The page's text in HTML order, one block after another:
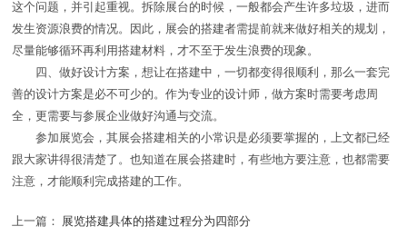
这个问题，并引起重视。拆除展台的时候，一般都会产生许多垃圾，进而
发生资源浪费的情况。因此，展会的搭建者需提前就来做好相关的规划，
尽量能够循环再利用搭建材料，才不至于发生浪费的现象。
四、做好设计方案，想让在搭建中，一切都变得很顺利，那么一套完
善的设计方案是必不可少的。作为专业的设计师，做方案时需要考虑周
全，更需要与参展企业做好沟通与交流。
参加展览会，其展会搭建相关的小常识是必须要掌握的，上文都已经
跟大家讲得很清楚了。也知道在展会搭建时，有些地方要注意，也都需要
注意，才能顺利完成搭建的工作。
上一篇：
展览搭建具体的搭建过程分为四部分